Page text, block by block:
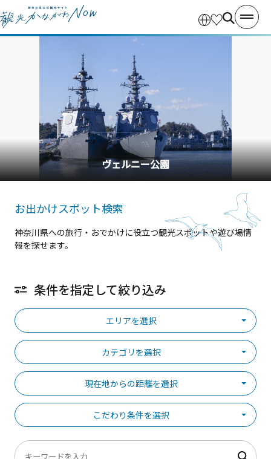
横浜中華街
お出かけスポット検索
神奈川県への旅行・おでかけに役立つ観光スポットや遊び場情
報を探せます。
条件を指定して絞り込み
エリアを選択
カテゴリを選択
現在地からの距離を選択
こだわり条件を選択